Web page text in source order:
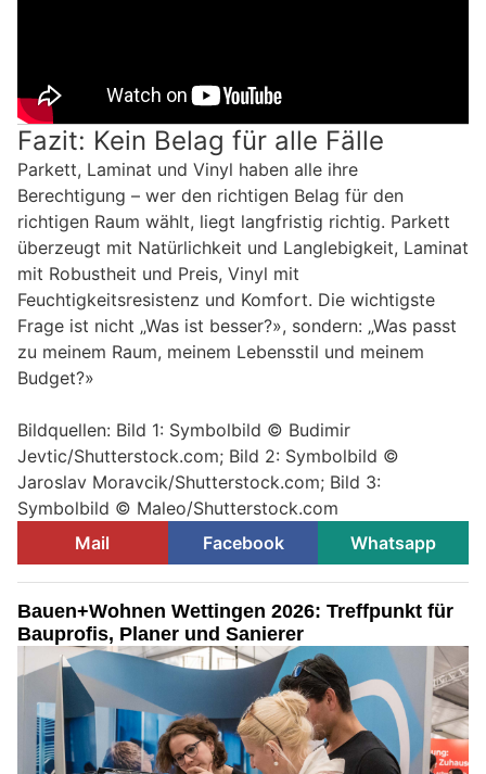
Fazit: Kein Belag für alle Fälle
Parkett, Laminat und Vinyl haben alle ihre
Berechtigung – wer den richtigen Belag für den
richtigen Raum wählt, liegt langfristig richtig. Parkett
überzeugt mit Natürlichkeit und Langlebigkeit, Laminat
mit Robustheit und Preis, Vinyl mit
Feuchtigkeitsresistenz und Komfort. Die wichtigste
Frage ist nicht „Was ist besser?», sondern: „Was passt
zu meinem Raum, meinem Lebensstil und meinem
Budget?»
Bildquellen: Bild 1: Symbolbild © Budimir
Jevtic/Shutterstock.com; Bild 2: Symbolbild ©
Jaroslav Moravcik/Shutterstock.com; Bild 3:
Symbolbild © Maleo/Shutterstock.com
Mail
Facebook Whatsapp
Bauen+Wohnen Wettingen 2026: Treffpunkt für
Bauprofis, Planer und Sanierer